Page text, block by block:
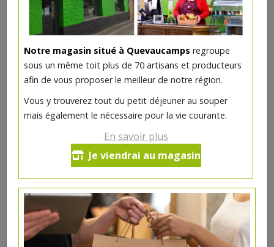
Notre magasin situé à Quevaucamps regroupe
sous un même toit plus de 70 artisans et producteurs
afin de vous proposer le meilleur de notre région.
Vous y trouverez tout du petit déjeuner au souper
mais également le nécessaire pour la vie courante.
En savoir plus
Je viendrai au magasin
Sac à pain en tissu bio 55 cm x
34 cm
5.9€/pc
Ce produit est indisponible pour le moment.
DANS LA MÊME CATÉGORIE ...